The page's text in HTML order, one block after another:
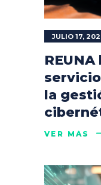
JULIO 17,
la
VER MÁS